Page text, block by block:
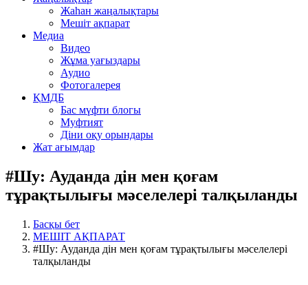
Жаһан жаңалықтары
Мешіт ақпарат
Медиа
Видео
Жұма уағыздары
Аудио
Фотогалерея
ҚМДБ
Бас мүфти блогы
Муфтият
Діни оқу орындары
Жат ағымдар
#Шу: Ауданда дін мен қоғам
тұрақтылығы мәселелері талқыланды
Басқы бет
МЕШІТ АҚПАРАТ
#Шу: Ауданда дін мен қоғам тұрақтылығы мәселелері
талқыланды